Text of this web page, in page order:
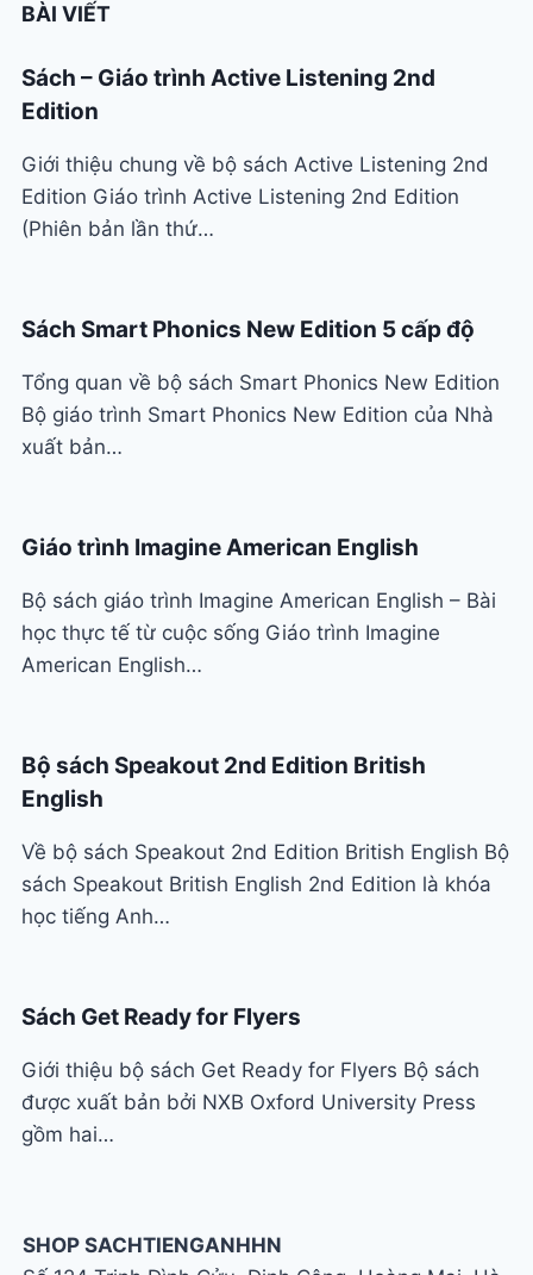
BÀI VIẾT
Sách – Giáo trình Active Listening 2nd
Edition
Giới thiệu chung về bộ sách Active Listening 2nd
Edition Giáo trình Active Listening 2nd Edition
(Phiên bản lần thứ…
Sách Smart Phonics New Edition 5 cấp độ
Tổng quan về bộ sách Smart Phonics New Edition
Bộ giáo trình Smart Phonics New Edition của Nhà
xuất bản…
Giáo trình Imagine American English
Bộ sách giáo trình Imagine American English – Bài
học thực tế từ cuộc sống Giáo trình Imagine
American English…
Bộ sách Speakout 2nd Edition British
English
Về bộ sách Speakout 2nd Edition British English Bộ
sách Speakout British English 2nd Edition là khóa
học tiếng Anh…
Sách Get Ready for Flyers
Giới thiệu bộ sách Get Ready for Flyers Bộ sách
được xuất bản bởi NXB Oxford University Press
gồm hai…
SHOP SACHTIENGANHHN